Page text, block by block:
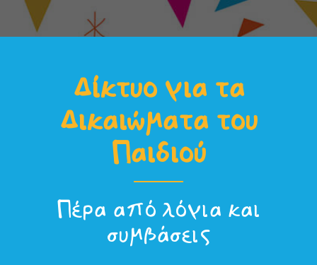
Δίκτυο για τα
Δικαιώµατα του
Παιδιού
Πέρα από λόγια και
συµβάσεις